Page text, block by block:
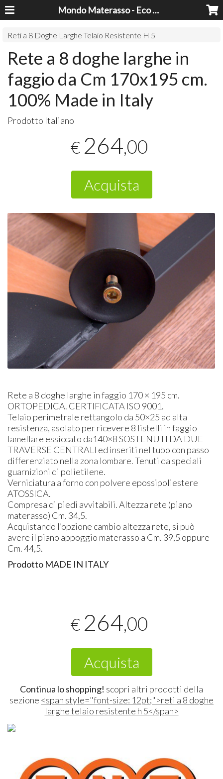
Mondo Materasso - Eco Dreams srl
Reti a 8 Doghe Larghe Telaio Resistente H 5
Rete a 8 doghe larghe in
faggio da Cm 170x195 cm.
100% Made in Italy
Prodotto Italiano
€ 264,00
Acquista
Rete a 8 doghe larghe in faggio 170 × 195 cm.
ORTOPEDICA. CERTIFICATA ISO 9001.
Telaio perimetrale rettangolo da 50×25 ad alta
resistenza, asolato per ricevere 8 listelli in faggio
lamellare essiccato da140×8SOSTENUTI DA DUE
TRAVERSE CENTRALI ed inseriti nel tubo con passo
differenziato nella zona lombare. Tenuti da speciali
guarnizioni di polietilene.
Verniciatura a forno con polvere epossipoliestere
ATOSSICA.
Compresa di piedi avvitabili. Altezza rete (piano
materasso) Cm. 34,5.
Acquistando l’opzione cambio altezza rete, si può
avere il piano appoggio materasso a Cm. 39,5 oppure
Cm. 44,5.
Prodotto MADE IN ITALY
€ 264,00
Acquista
Continua lo shopping! scopri altri prodotti della
sezione <span style="font-size: 12pt;">reti a 8 doghe
larghe telaio resistente h 5</span>